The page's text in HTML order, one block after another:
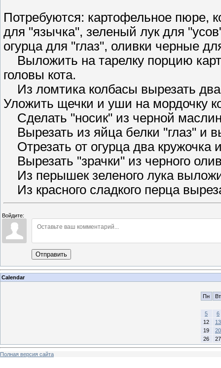
Потребуются: картофельное пюре,
для "язычка", зеленый лук для
огурца для "глаз", оливки черные
Выложить на тарелку порцию
головы кота.
Из ломтика колбасы вырезать
Уложить щечки и уши на мордочку
Сделать "носик" из черной
Вырезать из яйца белки "глаз" и
Отрезать от огурца два кружочка
Вырезать "зрачки" из черного
Из перышек зеленого лука
Из красного сладкого перца
Войдите:
Отправить
Calendar
Пн Вт
5
6
12
13
19
20
26
27
Полная версия сайта